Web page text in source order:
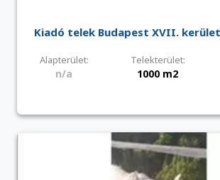
Kiadó telek Budapest XVII.
Alapterület: Telekterület:
n/a 1000 m2